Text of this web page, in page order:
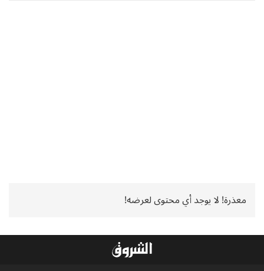
معذرة! لا يوجد أي محتوى لعرضه!